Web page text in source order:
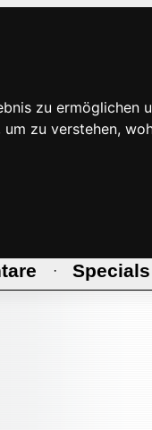
zu ermöglichen
zu verstehen,
· Specials